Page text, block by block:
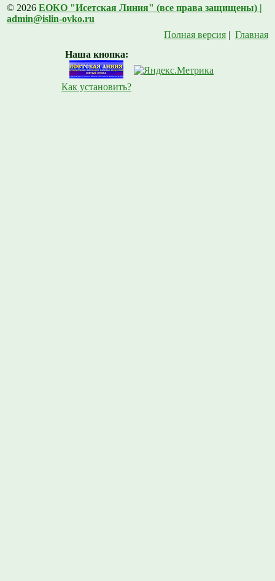
© 2026ЕОКО "Исетская Линия" (все права защищены) |
admin@islin-ovko.ru
Полная версия| Главная
Наша кнопка:
Как установить?